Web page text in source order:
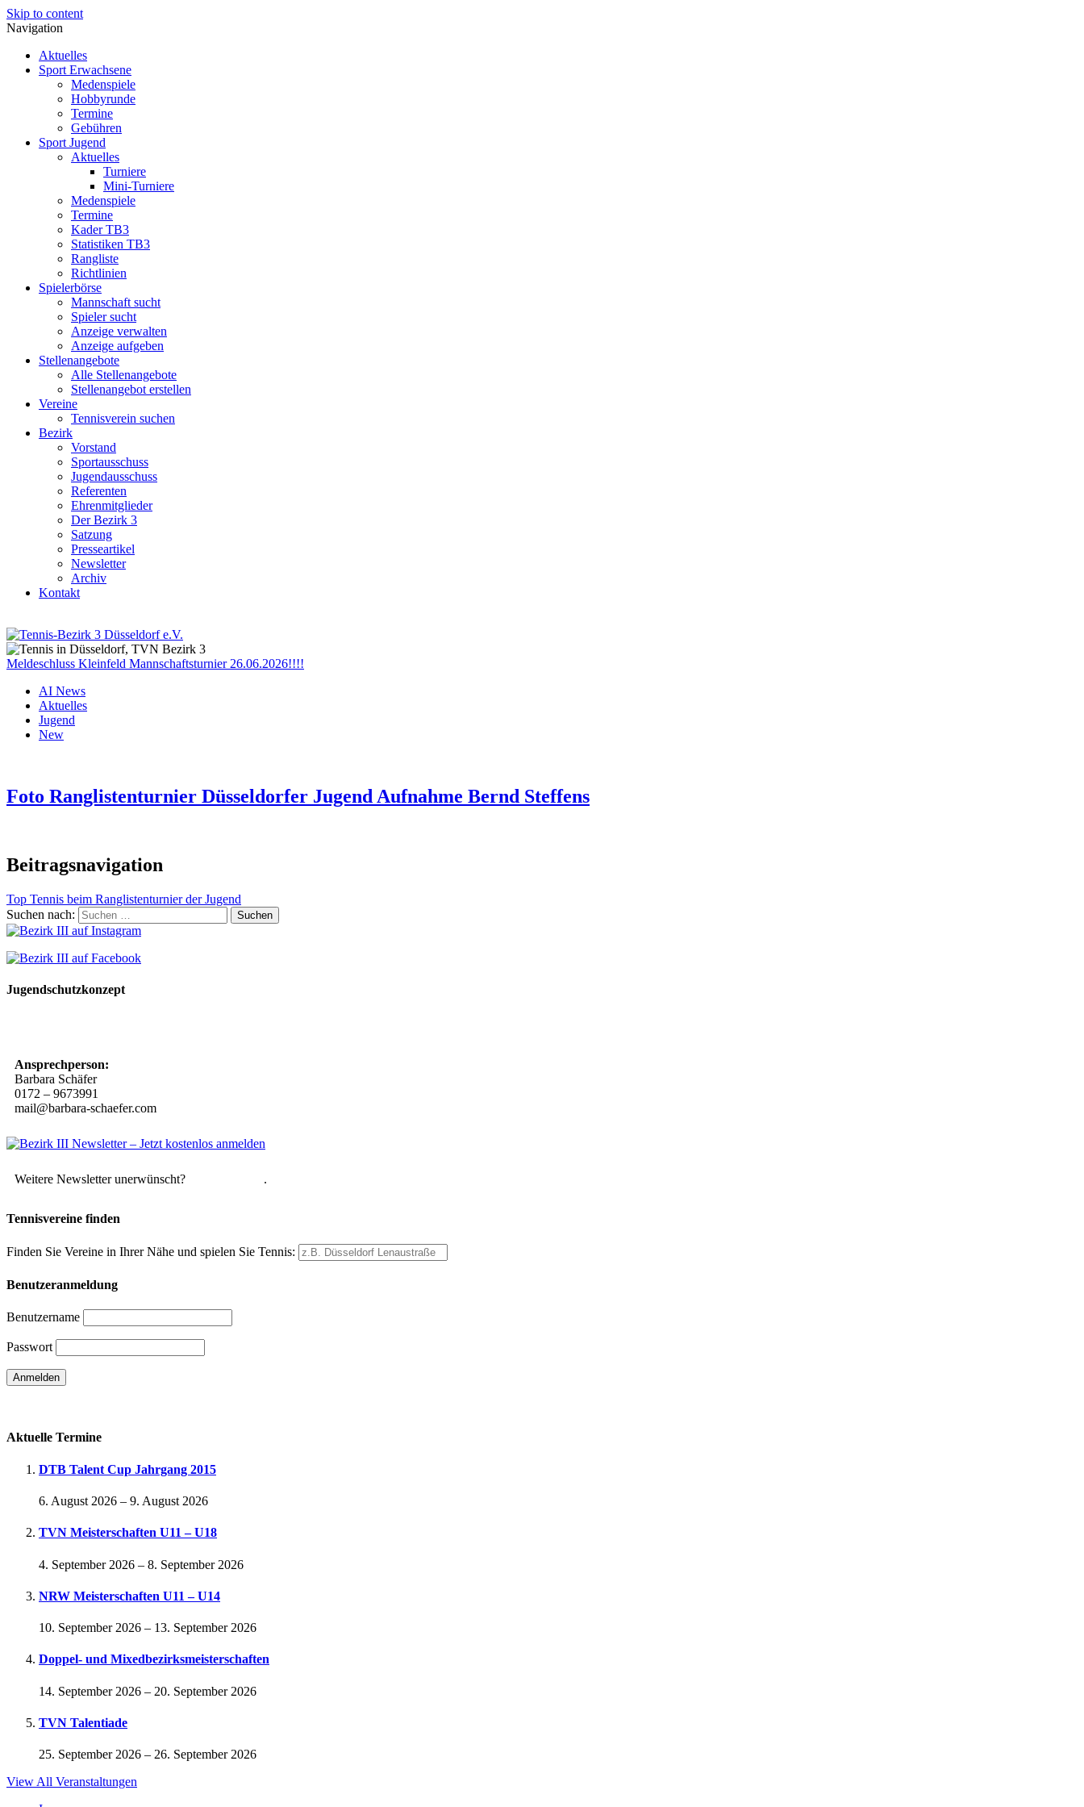
Skip to content
Navigation
Aktuelles
Sport Erwachsene
Medenspiele
Hobbyrunde
Termine
Gebühren
Sport Jugend
Aktuelles
Turniere
Mini-Turniere
Medenspiele
Termine
Kader TB3
Statistiken TB3
Rangliste
Richtlinien
Spielerbörse
Mannschaft sucht
Spieler sucht
Anzeige verwalten
Anzeige aufgeben
Stellenangebote
Alle Stellenangebote
Stellenangebot erstellen
Vereine
Tennisverein suchen
Bezirk
Vorstand
Sportausschuss
Jugendausschuss
Referenten
Ehrenmitglieder
Der Bezirk 3
Satzung
Presseartikel
Newsletter
Archiv
Kontakt
Meldeschluss Kleinfeld Mannschaftsturnier 26.06.2026!!!!
AI News
Aktuelles
Jugend
New
Foto Ranglistenturnier Düsseldorfer Jugend Aufnahme Bernd Steffens
Beitragsnavigation
Top Tennis beim Ranglistenturnier der Jugend
Suchen nach:
Jugendschutzkonzept
Ansprechperson:
Barbara Schäfer
0172 – 9673991
mail@barbara-schaefer.com
Weitere Newsletter unerwünscht? .
Tennisvereine finden
Finden Sie Vereine in Ihrer Nähe und spielen Sie Tennis:
Benutzeranmeldung
Benutzername
Passwort
Aktuelle Termine
DTB Talent Cup Jahrgang 2015
6. August 2026 – 9. August 2026
TVN Meisterschaften U11 – U18
4. September 2026 – 8. September 2026
NRW Meisterschaften U11 – U14
10. September 2026 – 13. September 2026
Doppel- und Mixedbezirksmeisterschaften
14. September 2026 – 20. September 2026
TVN Talentiade
25. September 2026 – 26. September 2026
View All Veranstaltungen